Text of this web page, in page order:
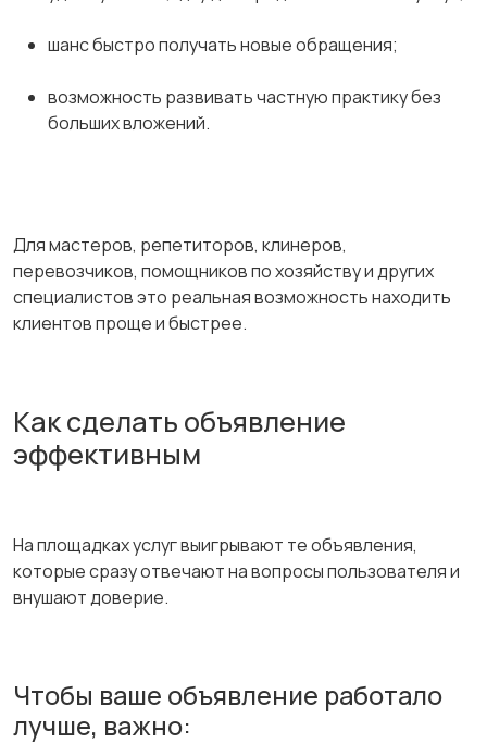
шанс быстро получать новые обращения;
возможность развивать частную практику без
больших вложений.
Для мастеров, репетиторов, клинеров,
перевозчиков, помощников по хозяйству и других
специалистов это реальная возможность находить
клиентов проще и быстрее.
Как сделать объявление
эффективным
На площадках услуг выигрывают те объявления,
которые сразу отвечают на вопросы пользователя и
внушают доверие.
Чтобы ваше объявление работало
лучше, важно: